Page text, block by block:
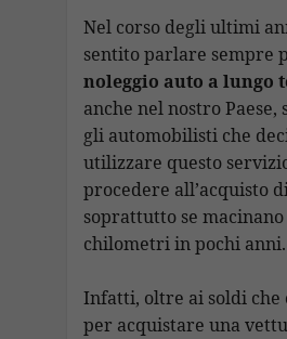
b
o
o
k
s
A
p
p
gr
a
m
ai
l
p
y
Li
n
k
n
di
vi
di
Nel corso degli ultimi
sentito parlare sempre
noleggio auto a lungo
anche nel nostro Paese,
gli automobilisti che
utilizzare questo
procedere all’acquisto
soprattutto se
chilometri in pochi anni.
Infatti, oltre ai soldi che
per acquistare una